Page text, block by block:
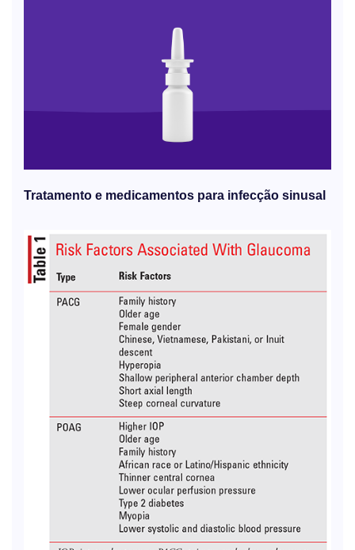
Tratamento e medicamentos para infecção sinusal